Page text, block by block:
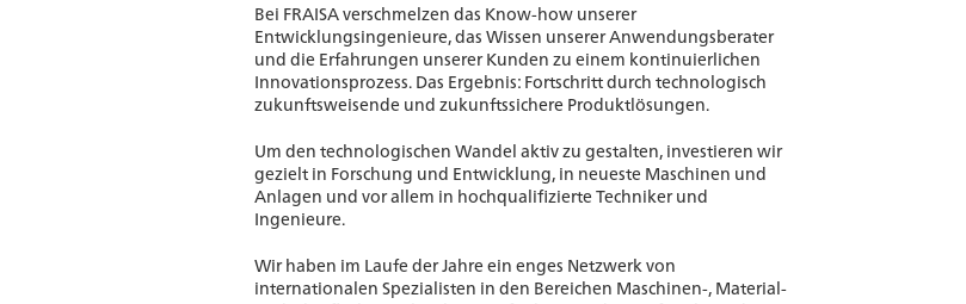
Bei FRAISA verschmelzen das Know-how unserer
Entwicklungsingenieure, das Wissen unserer Anwendungsberater
und die Erfahrungen unserer Kunden zu einem kontinuierlichen
Innovationsprozess. Das Ergebnis: Fortschritt durch technologisch
zukunftsweisende und zukunftssichere Produktlösungen.
Um den technologischen Wandel aktiv zu gestalten, investieren wir
gezielt in Forschung und Entwicklung, in neueste Maschinen und
Anlagen und vor allem in hochqualifizierte Techniker und
Ingenieure.
Wir haben im Laufe der Jahre ein enges Netzwerk von
internationalen Spezialisten in den Bereichen Maschinen-, Material-